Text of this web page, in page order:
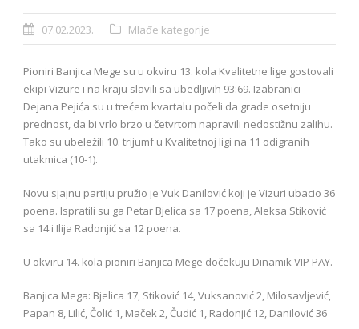
07.02.2023. Mlađe kategorije
Pioniri Banjica Mege su u okviru 13. kola Kvalitetne lige gostovali
ekipi Vizure i na kraju slavili sa ubedljivih 93:69. Izabranici
Dejana Pejića su u trećem kvartalu počeli da grade osetniju
prednost, da bi vrlo brzo u četvrtom napravili nedostižnu zalihu.
Tako su ubeležili 10. trijumf u Kvalitetnoj ligi na 11 odigranih
utakmica (10-1).
Novu sjajnu partiju pružio je Vuk Danilović koji je Vizuri ubacio 36
poena. Ispratili su ga Petar Bjelica sa 17 poena, Aleksa Stiković
sa 14 i Ilija Radonjić sa 12 poena.
U okviru 14. kola pioniri Banjica Mege dočekuju Dinamik VIP PAY.
Banjica Mega: Bjelica 17, Stiković 14, Vuksanović 2, Milosavljević,
Papan 8, Lilić, Čolić 1, Maček 2, Čudić 1, Radonjić 12, Danilović 36